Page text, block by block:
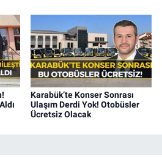
Karabük’te Konser Sonrası
Ulaşım Derdi Yok! Otobüsler
Ücretsiz Olacak